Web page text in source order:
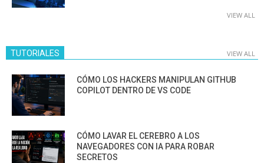
VIEW ALL
TUTORIALES VIEW ALL
CÓMO LOS HACKERS MANIPULAN GITHUB
COPILOT DENTRO DE VS CODE
CÓMO LAVAR EL CEREBRO A LOS
NAVEGADORES CON IA PARA ROBAR
SECRETOS